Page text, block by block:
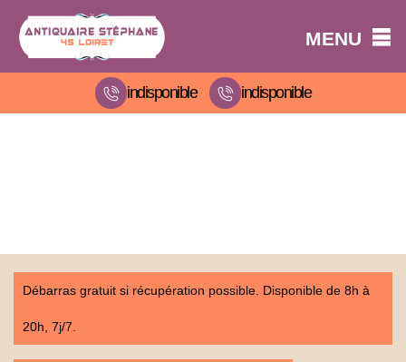
MENU
indisponible indisponible
Débarras gratuit si récupération possible. Disponible de 8h à
20h, 7j/7.